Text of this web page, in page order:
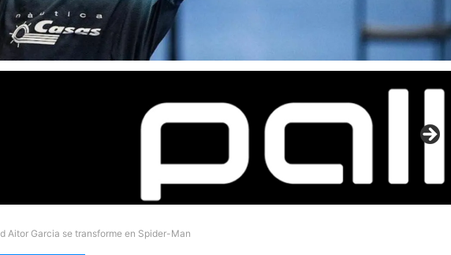
Aitor Garcia se transforme en Spider-Man